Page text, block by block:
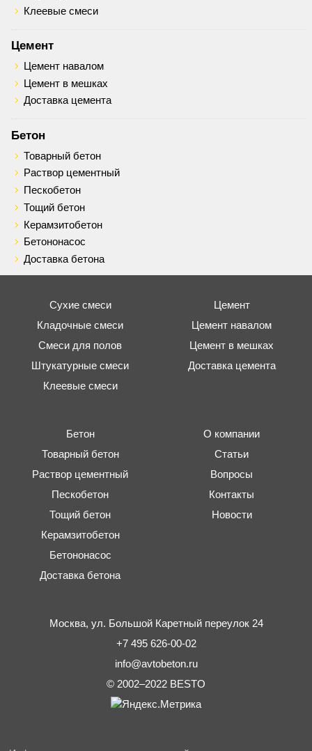
Клеевые смеси
Цемент
Цемент навалом
Цемент в мешках
Доставка цемента
Бетон
Товарный бетон
Раствор цементный
Пескобетон
Тощий бетон
Керамзитобетон
Бетононасос
Доставка бетона
Сухие смеси
Кладочные смеси
Смеси для полов
Штукатурные смеси
Клеевые смеси
Цемент
Цемент навалом
Цемент в мешках
Доставка цемента
Бетон
Товарный бетон
Раствор цементный
Пескобетон
Тощий бетон
Керамзитобетон
Бетононасос
Доставка бетона
О компании
Статьи
Вопросы
Контакты
Новости
Москва, ул. Большой Каретный переулок 24
+7 495 626-00-02
info@avtobeton.ru
© 2002–2022 BESTO